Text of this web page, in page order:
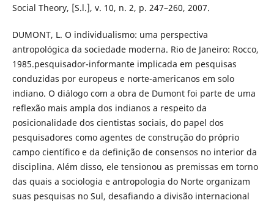
Social Theory, [S.l.], v. 10, n. 2, p. 247–260, 2007.
DUMONT, L. O individualismo: uma perspectiva
antropológica da sociedade moderna. Rio de Janeiro: Rocco,
1985.pesquisador-informante implicada em pesquisas
conduzidas por europeus e norte-americanos em solo
indiano. O diálogo com a obra de Dumont foi parte de uma
reflexão mais ampla dos indianos a respeito da
posicionalidade dos cientistas sociais, do papel dos
pesquisadores como agentes de construção do próprio
campo científico e da definição de consensos no interior da
disciplina. Além disso, ele tensionou as premissas em torno
das quais a sociologia e antropologia do Norte organizam
suas pesquisas no Sul, desafiando a divisão internacional